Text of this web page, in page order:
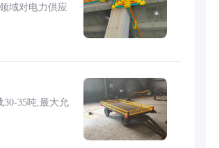
域对电力供应
30-35吨,最大允